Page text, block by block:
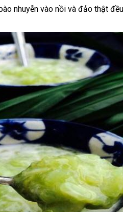
nhuyễn vào nồi và đảo thật